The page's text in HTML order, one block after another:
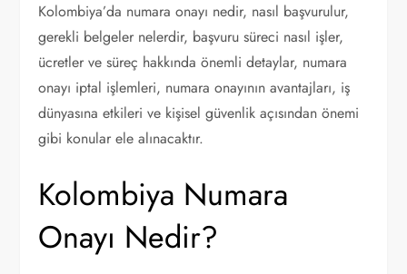
Kolombiya’da numara onayı nedir, nasıl başvurulur,
gerekli belgeler nelerdir, başvuru süreci nasıl işler,
ücretler ve süreç hakkında önemli detaylar, numara
onayı iptal işlemleri, numara onayının avantajları, iş
dünyasına etkileri ve kişisel güvenlik açısından önemi
gibi konular ele alınacaktır.
Kolombiya Numara
Onayı Nedir?